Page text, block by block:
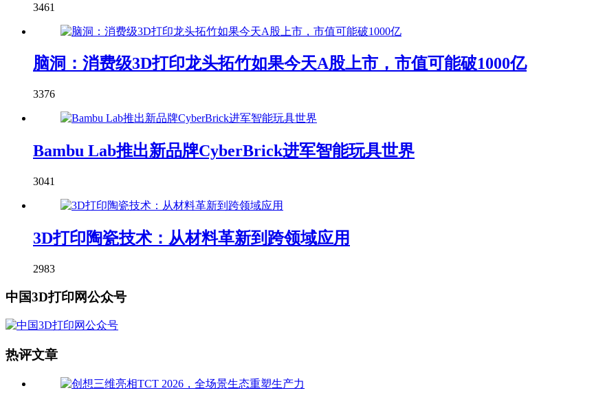
3461
脑洞：消费级3D打印龙头拓竹如果今天A股上市，市值可能破1000亿
3376
Bambu Lab推出新品牌CyberBrick进军智能玩具世界
3041
3D打印陶瓷技术：从材料革新到跨领域应用
2983
中国3D打印网公众号
热评文章